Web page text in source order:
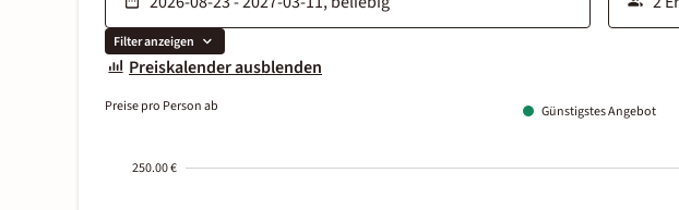
Filter anzeigen
Preiskalender ausblenden
Preise pro Person ab Günstigstes Angebot
250.00 €